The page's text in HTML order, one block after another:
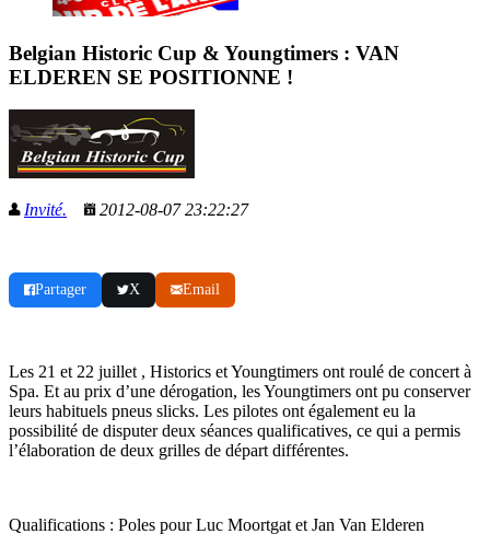
Belgian Historic Cup & Youngtimers : VAN
ELDEREN SE POSITIONNE !
Invité. 2012-08-07 23:22:27
Partager X Email
Les 21 et 22 juillet , Historics et Youngtimers ont roulé de concert à
Spa. Et au prix d’une dérogation, les Youngtimers ont pu conserver
leurs habituels pneus slicks. Les pilotes ont également eu la
possibilité de disputer deux séances qualificatives, ce qui a permis
l’élaboration de deux grilles de départ différentes.
Qualifications : Poles pour Luc Moortgat et Jan Van Elderen